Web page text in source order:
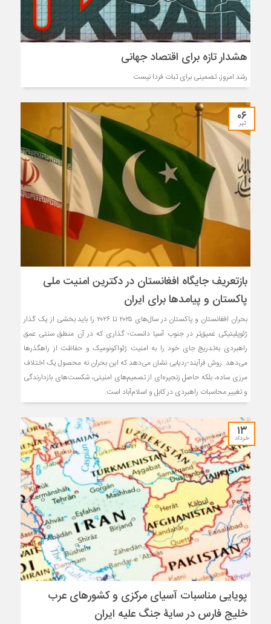
هشدار تازه برای اقتصاد جهانی
رشد امروز، تضمینی برای ثبات فردا نیست
۰۶
تیر
بازتعریف جایگاه افغانستان در دکترین امنیت ملی
پاکستان و پیامدها برای ایران
بحران افغانستان و پاکستان در سال‌های ۲۰۲۵ تا ۲۰۲۶ را باید بخشی از یک گذار
ژئوپلیتیکی عمیق‌تر در جنوب آسیا دانست؛ گذاری که در آن منطق سنتی عمق
راهبردی به‌تدریج جای خود را به امنیت ژئواکونومیک و حفاظت از راهگذرها
می‌دهد. روش فرآیند-ردیابی نشان می‌دهد که این بحران نه محصول یک اختلاف
مرزی ساده، بلکه حاصل زنجیره‌ای از تصمیم‌های امنیتی، شکست‌های بازدارندگی
و تغییر محاسبات راهبردی در کابل و اسلام‌آباد است.
۱۳
خرداد
پویایی مناسبات آسیای مرکزی و کشورهای عرب
خلیج فارس در سایۀ جنگ علیه ایران